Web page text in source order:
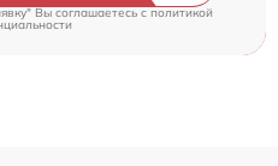
Вы соглашаетесь cполитикой